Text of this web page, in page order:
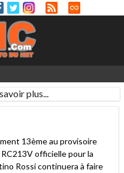
plus...
13ème au provisoire
officielle pour la
Rossi continuera à faire